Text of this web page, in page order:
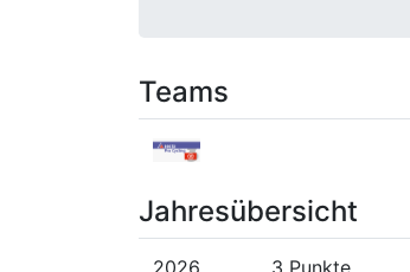
Teams
Jahresübersicht